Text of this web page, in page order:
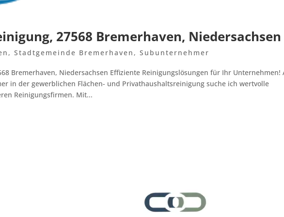
27568 Bremerhaven, Niedersachsen
,Stadtgemeinde Bremerhaven ,Subunternehmer
Bremerhaven, Niedersachsen Effiziente Reinigungslösungen für Ihr Unternehmen!
in der gewerblichen Flächen- und Privathaushaltsreinigung suche ich wertvolle
Reinigungsfirmen. Mit...